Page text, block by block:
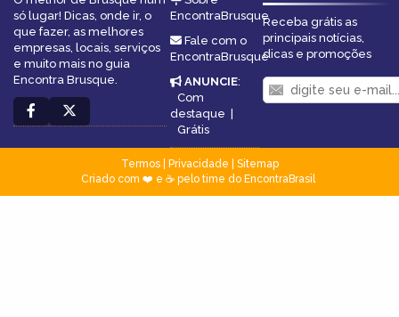
só lugar! Dicas, onde ir, o
que fazer, as melhores
empresas, locais, serviços
e muito mais no guia
Encontra Brusque.
EncontraBrusque
Fale com o
EncontraBrusque
ANUNCIE:
Com
destaque
Grátis
Receba grátis as
principais notícias,
dicas e promoções
Termos| Privacidade
Sitemap
Criado com ❤️ e ☕ pelo time do EncontraBrasil